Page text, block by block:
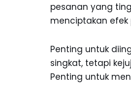
pesanan yang
menciptakan efek
Penting untuk
singkat, tetapi
Penting untuk